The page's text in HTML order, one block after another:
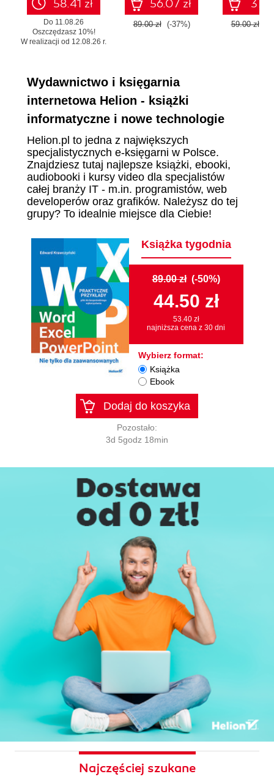
58.41 zł
Do 11.08.26
Oszczędzasz 10%!
W realizacji od 12.08.26 r.
56.07 zł
89.00 zł (-37%) 59.00 zł
Wydawnictwo i księgarnia
internetowa Helion - książki
informatyczne i nowe technologie
Helion.pl to jedna z największych
specjalistycznych e-księgarni w Polsce.
Znajdziesz tutaj najlepsze książki, ebooki,
audiobooki i kursy video dla specjalistów
całej branży IT - m.in. programistów, web
developerów oraz grafików. Należysz do tej
grupy? To idealnie miejsce dla Ciebie!
Książka tygodnia
89.00 zł (-50%)
44.50 zł
53.40 zł
najniższa cena z 30 dni
Wybierz format:
Książka
Ebook
Dodaj do koszyka
Pozostało:
3d 5godz 18min
Najczęściej szukane